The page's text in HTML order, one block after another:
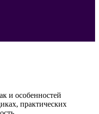
и особенностей
практических